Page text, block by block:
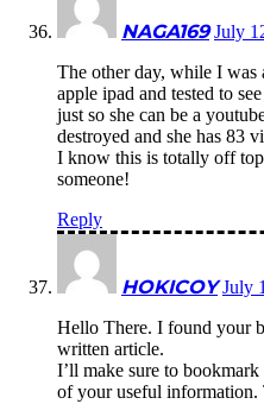
NAGA169 July
The other day, while I
apple ipad and tested to
just so she can be a
destroyed and she has 83
I know this is totally off
someone!
Reply
HOKICOY July
Hello There. I found your
written article.
I’ll make sure to
of your useful information.